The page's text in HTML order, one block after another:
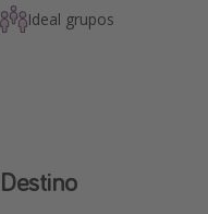
Ideal grupos
Destino